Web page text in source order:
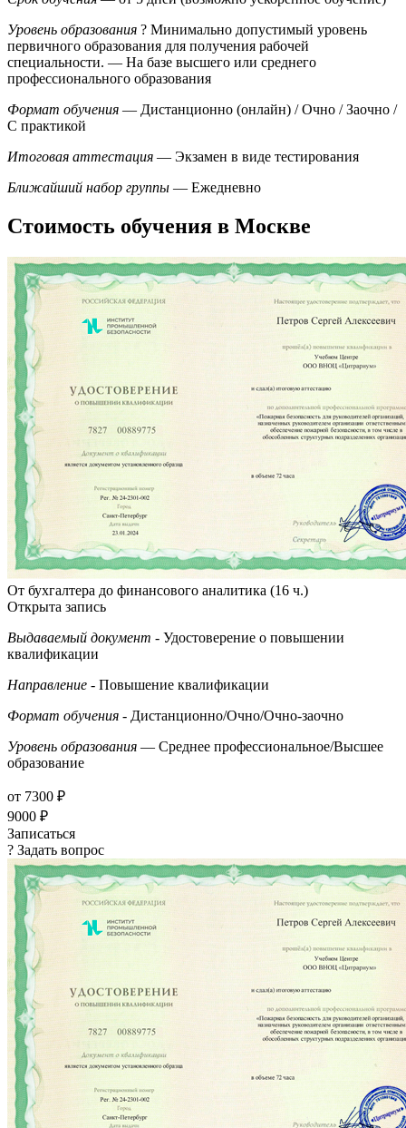
Уровень образования ? Минимально допустимый уровень
первичного образования для получения рабочей
специальности. — На базе высшего или среднего
профессионального образования
Формат обучения — Дистанционно (онлайн) / Очно / Заочно /
С практикой
Итоговая аттестация — Экзамен в виде тестирования
Ближайший набор группы — Ежедневно
Стоимость обучения в Москве
От бухгалтера до финансового аналитика (16 ч.)
Открыта запись
Выдаваемый документ - Удостоверение о повышении
квалификации
Направление - Повышение квалификации
Формат обучения - Дистанционно/Очно/Очно-заочно
Уровень образования — Среднее профессиональное/Высшее
образование
от 7300 ₽
9000 ₽
Записаться
? Задать вопрос